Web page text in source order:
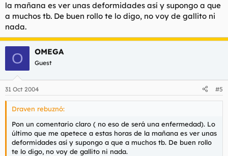
la mañana es ver unas deformidades así y supongo a que
a muchos tb. De buen rollo te lo digo, no voy de gallito ni
nada.
O OMEGA
Guest
31 Oct 2004 #5
Draven rebuznó:
Pon un comentario claro ( no eso de será una enfermedad). Lo
último que me apetece a estas horas de la mañana es ver unas
deformidades así y supongo a que a muchos tb. De buen rollo
te lo digo, no voy de gallito ni nada.